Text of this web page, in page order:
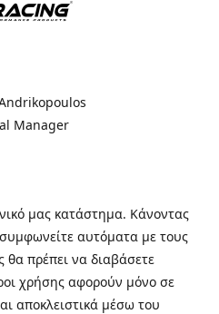
Manager
μας κατάστημα. Κάνοντας
αυτόματα με τους
θα πρέπει να διαβάσετε
χρήσης αφορούν μόνο σε
αποκλειστικά μέσω του